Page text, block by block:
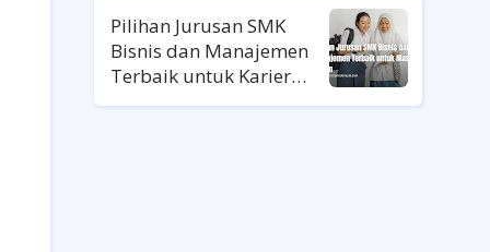
Pilihan Jurusan SMK
Bisnis dan Manajemen
Terbaik untuk Karier
Masa Depan